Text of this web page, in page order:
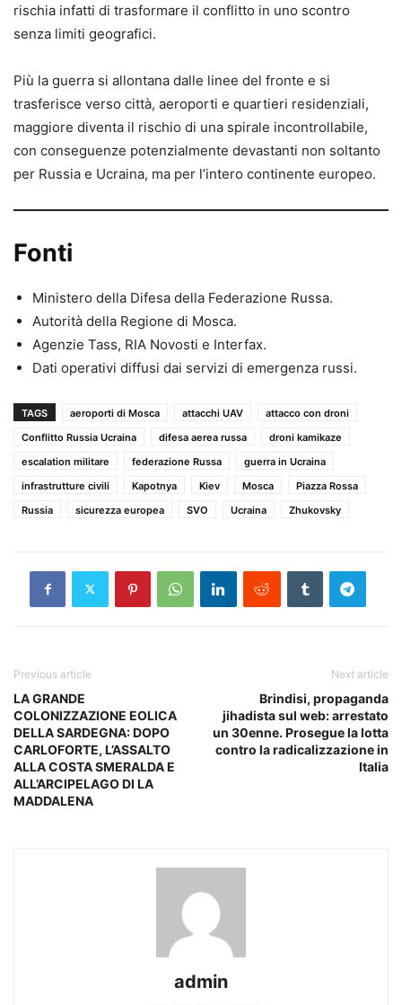
rischia infatti di trasformare il conflitto in uno scontro
senza limiti geografici.
Più la guerra si allontana dalle linee del fronte e si
trasferisce verso città, aeroporti e quartieri residenziali,
maggiore diventa il rischio di una spirale incontrollabile,
con conseguenze potenzialmente devastanti non soltanto
per Russia e Ucraina, ma per l’intero continente europeo.
Fonti
Ministero della Difesa della Federazione Russa.
Autorità della Regione di Mosca.
Agenzie Tass, RIA Novosti e Interfax.
Dati operativi diffusi dai servizi di emergenza russi.
TAGS aeroporti di Mosca attacchi UAV
attacco con droni
Conflitto Russia Ucraina
difesa aerea russa
droni kamikaze
escalation militare
federazione Russa
guerra in Ucraina
infrastrutture civili
Kapotnya Kiev Mosca
Piazza Rossa
Russia
sicurezza europea SVO Ucraina Zhukovsky
Previous article
LA GRANDE
COLONIZZAZIONE EOLICA
DELLA SARDEGNA: DOPO
CARLOFORTE, L’ASSALTO
ALLA COSTA SMERALDA E
ALL’ARCIPELAGO DI LA
MADDALENA
Next article
Brindisi, propaganda
jihadista sul web: arrestato
un 30enne. Prosegue la lotta
contro la radicalizzazione in
Italia
admin